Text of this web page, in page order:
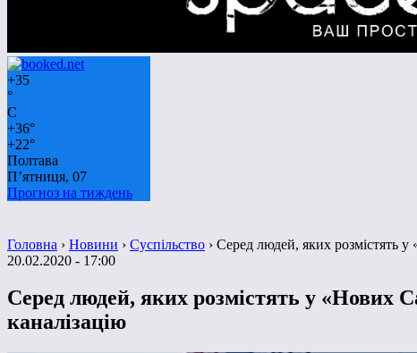
+35
°
C
+36°
+22°
Полтава
П’ятниця, 07
Прогноз на тиждень
Головна › Новини › Суспільство › Серед людей, яких розмістять у
20.02.2020 - 17:00
Серед людей, яких розмістять у «Нових
каналізацію